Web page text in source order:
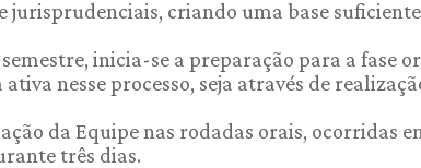
criando uma base
inicia-se a preparação para a fase
nesse processo, seja através de
da Equipe nas rodadas orais, ocorridas
três dias.